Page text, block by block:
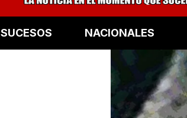
SUCESOS NACIONALES